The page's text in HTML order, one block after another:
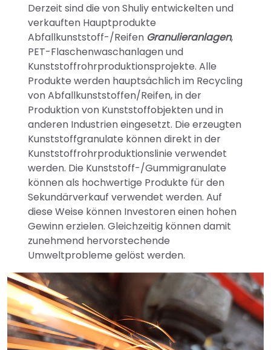
Derzeit sind die von Shuliy entwickelten und
verkauften Hauptprodukte
Abfallkunststoff-/ReifenGranulieranlagen,
PET-Flaschenwaschanlagen und
Kunststoffrohrproduktionsprojekte. Alle
Produkte werden hauptsächlich im Recycling
von Abfallkunststoffen/Reifen, in der
Produktion von Kunststoffobjekten und in
anderen Industrien eingesetzt. Die erzeugten
Kunststoffgranulate können direkt in der
Kunststoffrohrproduktionslinie verwendet
werden. Die Kunststoff-/Gummigranulate
können als hochwertige Produkte für den
Sekundärverkauf verwendet werden. Auf
diese Weise können Investoren einen hohen
Gewinn erzielen. Gleichzeitig können damit
zunehmend hervorstechende
Umweltprobleme gelöst werden.